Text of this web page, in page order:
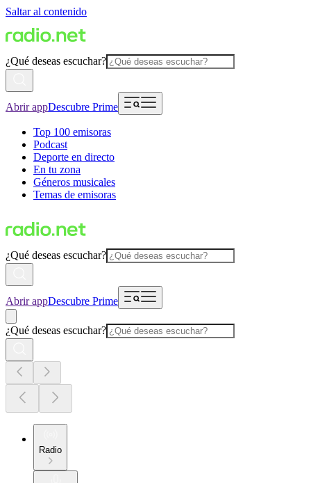
Saltar al contenido
¿Qué deseas escuchar?
Abrir appDescubre Prime
Top 100 emisoras
Podcast
Deporte en directo
En tu zona
Géneros musicales
Temas de emisoras
¿Qué deseas escuchar?
Abrir appDescubre Prime
¿Qué deseas escuchar?
Radio